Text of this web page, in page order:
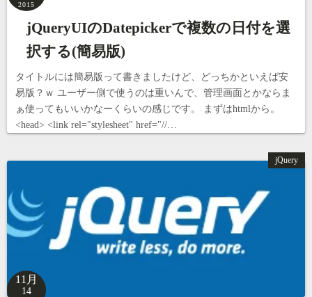
2015
jQueryUIのDatepickerで複数の日付を選
択する(簡易版)
タイトルには簡易版って書きましたけど、どっちかといえば安
易版？ｗ ユーザー側で使うのは重いんで、管理画面とかならま
ぁ使ってもいいかなーくらいの感じです。 まずはhtmlから。
<head> <link rel="stylesheet" href="//…
jQuery
11月
14